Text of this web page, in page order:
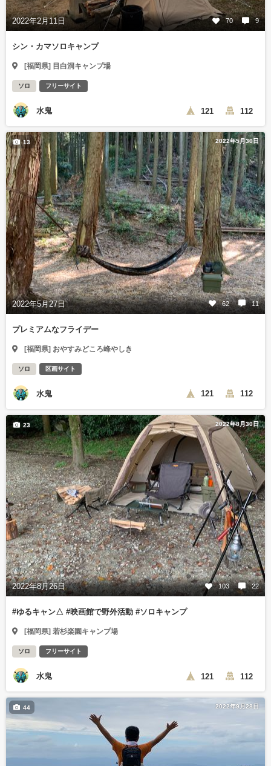
2022年2月11日 70 9
シン・カマソロキャンプ
[福岡県] 目白洞キャンプ場
ソロ フリーサイト
水鬼 121 112
2022年5月30日
2022年5月27日 62 11
13
プレミアムなフライデー
[福岡県] おやすみどころ峰やしき
ソロ 区画サイト
水鬼 121 112
2022年8月30日
2022年8月26日 103 22
23
#ゆるキャン△ #映画館で野外活動 #ソロキャンプ
[福岡県] 若杉楽園キャンプ場
ソロ フリーサイト
水鬼 121 112
2022年9月28日
44